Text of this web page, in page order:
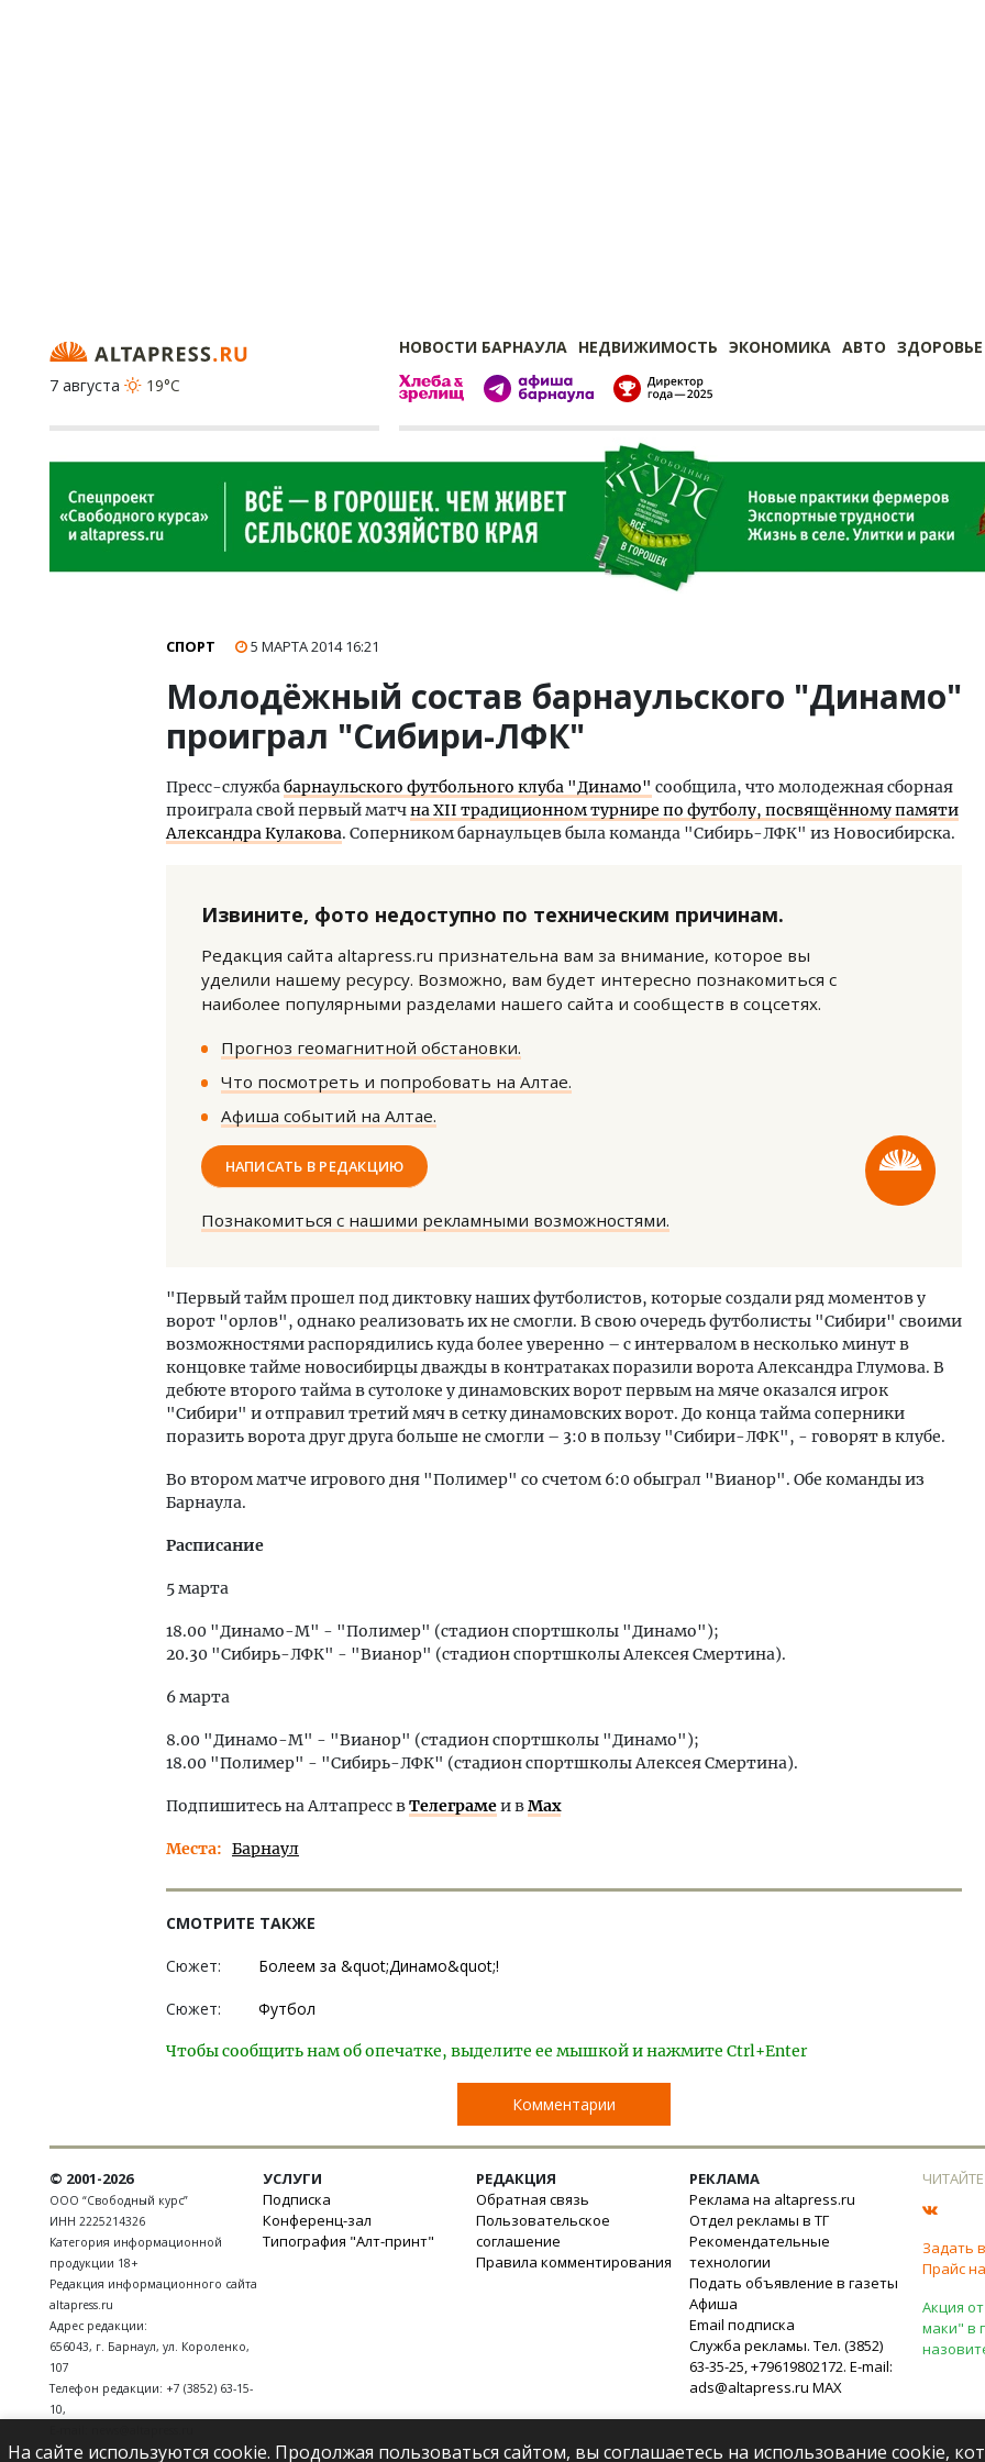
НОВОСТИ БАРНАУЛА НЕДВИЖИМОСТЬ ЭКОНОМИКА АВТО ЗДОРОВЬЕ
7 августа
19°C
СПОРТ 5 МАРТА 201416:21
Молодёжный состав барнаульского "Динамо"
проиграл "Сибири-ЛФК"
Пресс-службабарнаульского футбольного клуба "Динамо" сообщила, что молодежная сборная
проиграла свой первый матчна XII традиционном турнире по футболу, посвящённому памяти
Александра Кулакова. Соперником барнаульцев была команда "Сибирь-ЛФК" из Новосибирска.
Извините, фото недоступно по техническим причинам.
Редакция сайта altapress.ru признательна вам за внимание, которое вы
уделили нашему ресурсу. Возможно, вам будет интересно познакомиться с
наиболее популярными разделами нашего сайта и сообществ в соцсетях.
Прогноз геомагнитной обстановки.
Что посмотреть и попробовать на Алтае.
Афиша событий на Алтае.
НАПИСАТЬ В РЕДАКЦИЮ
Познакомиться с нашими рекламными возможностями.
"Первый тайм прошел под диктовку наших футболистов, которые создали ряд моментов у
ворот "орлов", однако реализовать их не смогли. В свою очередь футболисты "Сибири" своими
возможностями распорядились куда более уверенно – с интервалом в несколько минут в
концовке тайме новосибирцы дважды в контратаках поразили ворота Александра Глумова. В
дебюте второго тайма в сутолоке у динамовских ворот первым на мяче оказался игрок
"Сибири" и отправил третий мяч в сетку динамовских ворот. До конца тайма соперники
поразить ворота друг друга больше не смогли – 3:0 в пользу "Сибири-ЛФК", - говорят в клубе.
Во втором матче игрового дня "Полимер" со счетом 6:0 обыграл "Вианор". Обе команды из
Барнаула.
Расписание
5 марта
18.00 "Динамо-М" - "Полимер" (стадион спортшколы "Динамо");
20.30 "Сибирь-ЛФК" - "Вианор" (стадион спортшколы Алексея Смертина).
6 марта
8.00 "Динамо-М" - "Вианор" (стадион спортшколы "Динамо");
18.00 "Полимер" - "Сибирь-ЛФК" (стадион спортшколы Алексея Смертина).
Подпишитесь на Алтапресс вТелеграмеи вMax
Места Барнаул
СМОТРИТЕ ТАКЖЕ
Сюжет: Болеем за &quot;Динамо&quot;!
Сюжет: Футбол
Чтобы сообщить нам об опечатке, выделите ее мышкой и нажмите Ctrl+Enter
Комментарии
«Белкур» в Белокурихе
Архитектурный код
земли. Мощение
© 2001-2026
ООО “Свободный курс”
ИНН 2225214326
Категория информационной
продукции 18+
Редакция информационного сайта
altapress.ru
Адрес редакции:
656043, г. Барнаул, ул. Короленко,
107
Телефон редакции: +7 (3852) 63-15-
10,
УСЛУГИ
Подписка
Конференц-зал
Типография "Алт-принт"
РЕДАКЦИЯ
Обратная связь
Пользовательское
соглашение
Правила комментирования
РЕКЛАМА
Реклама на altapress.ru
Отдел рекламы в ТГ
Рекомендательные
технологии
Подать объявление в газеты
Афиша
Email подписка
Служба рекламы. Тел. (3852)
63-35-25, +79619802172. E-mail:
ads@altapress.ru MAX
Задать
Прайс
Акция
маки" в
На сайте используются cookie. Продолжая пользоваться сайтом, вы соглашаетесь на использование cookie,